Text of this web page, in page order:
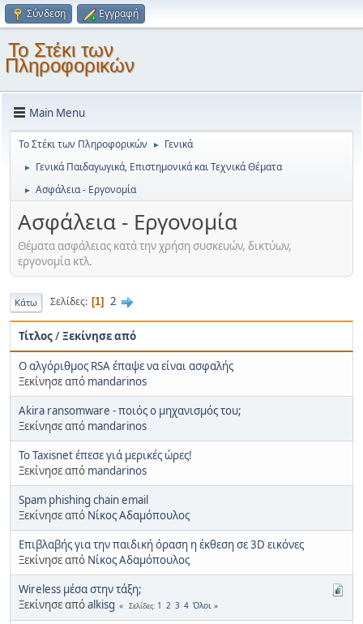
Σύνδεση Εγγραφή
Το Στέκι των
Πληροφορικών
Main Menu
Το Στέκι των Πληροφορικών ► Γενικά
► Γενικά Παιδαγωγικά, Επιστημονικά και Τεχνικά Θέματα
► Ασφάλεια - Εργονομία
Ασφάλεια - Εργονομία
Θέματα ασφάλειας κατά την χρήση συσκευών, δικτύων,
εργονομία κτλ.
Κάτω Σελίδες 1 2
Τίτλος/Ξεκίνησε από
Ο αλγόριθμος RSA έπαψε να είναι ασφαλής
Ξεκίνησε από mandarinos
Akira ransomware - ποιός ο μηχανισμός του;
Ξεκίνησε από mandarinos
Το Taxisnet έπεσε γιά μερικές ώρες!
Ξεκίνησε από mandarinos
Spam phishing chain email
Ξεκίνησε από Νίκος Αδαμόπουλος
Επιβλαβής για την παιδική όραση η έκθεση σε 3D εικόνες
Ξεκίνησε από Νίκος Αδαμόπουλος
Wireless μέσα στην τάξη;
Ξεκίνησε απόalkisg Σελίδες 1 2 3 4 Όλοι